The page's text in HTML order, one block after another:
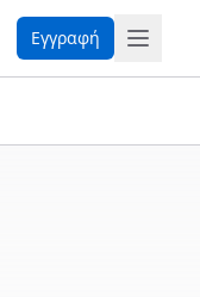
Εγγραφή